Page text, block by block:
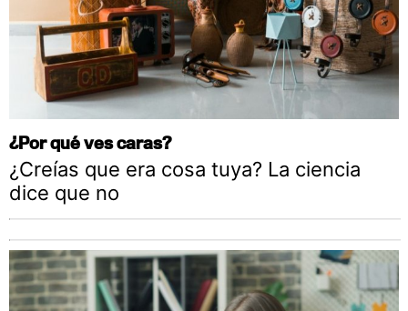
¿Por qué ves caras?
¿Creías que era cosa tuya? La ciencia
dice que no